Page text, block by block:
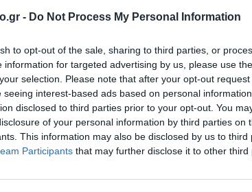
- Do Not Process My Personal Information
to opt-out of the sale, sharing to third parties, or
information for targeted advertising by us, please use
selection. Please note that after your opt-out
seeing interest-based ads based on personal
disclosed to third parties prior to your opt-out. You
of your personal information by third parties on
This information may also be disclosed by us to third
Participants that may further disclose it to other third
Εκεί εκτός από το ότι κέρδισε
καθιερώθηκε και ως σταρ. Κι όταν μετά
στο Cosmopolitan, καθιερώθηκε και